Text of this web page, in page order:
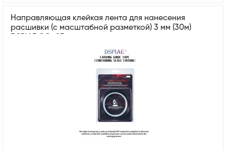
Направляющая клейкая лента для нанесения
расшивки (с масштабной разметкой) 3 мм (30м)